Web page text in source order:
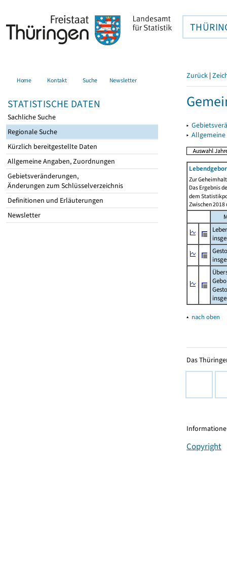
Home Kontakt Suche Newsletter
STATISTISCHE DATEN
Sachliche Suche
Regionale Suche
Kürzlich bereitgestellte Daten
Allgemeine Angaben, Zuordnungen
Gebietsveränderungen,
Änderungen zum Schlüsselverzeichnis
Definitionen und Erläuterungen
Newsletter
Zurück |
▸
▸
Zur
Das Ergebnis
dem
Zwischen
▴ nach oben
Das
Copyright